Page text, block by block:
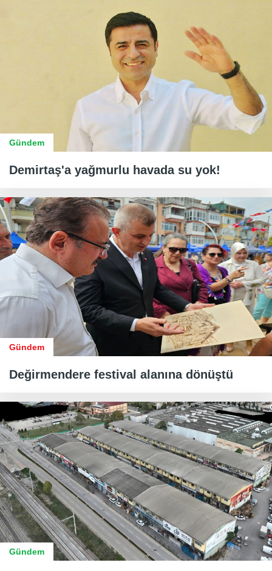
Gündem
Demirtaş'a yağmurlu havada su yok!
Gündem
Değirmendere festival alanına dönüştü
Gündem